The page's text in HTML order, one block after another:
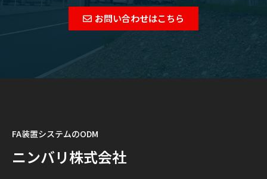
お問い合わせはこちら
FA装置システムのODM
ニンバリ株式会社